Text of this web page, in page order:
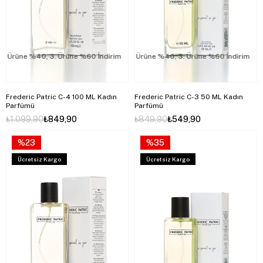
Frederic Patric C-4 100 ML Kadın
Parfümü
₺849,90
₺1.099,90
%40, 3. Ürüne %60 İndirim 2. Ürüne %40, 3. Ürüne %60 İndirim
Frederic Patric C-3 50 ML Kadın
Parfümü
₺549,90
₺849,90
2. Ürüne %40, 3. Ürüne %60 İndirim
%23
Ücretsiz Kargo
%35
Ücretsiz Kargo